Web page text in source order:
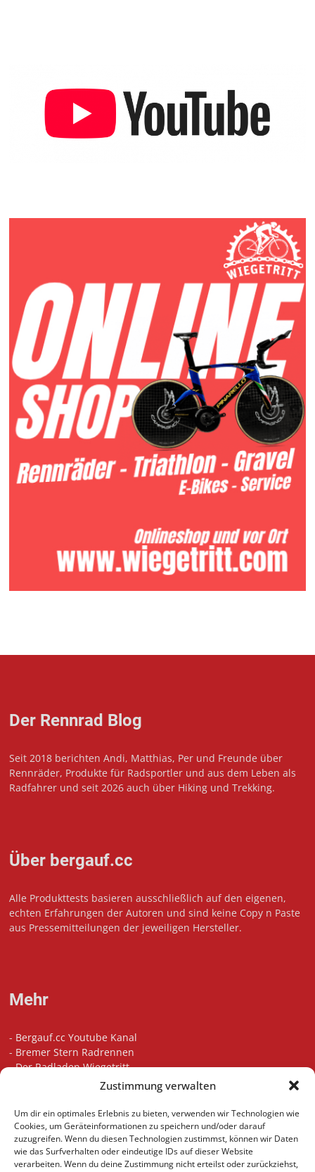
Zustimmung verwalten
Um dir ein optimales Erlebnis zu bieten, verwenden wir Technologien wie
Cookies, um Geräteinformationen zu speichern und/oder darauf
zuzugreifen. Wenn du diesen Technologien zustimmst, können wir Daten
wie das Surfverhalten oder eindeutige IDs auf dieser Website
verarbeiten. Wenn du deine Zustimmung nicht erteilst oder zurückziehst,
Der Rennrad Blog
Seit 2018 berichten Andi, Matthias, Per und Freunde über
Rennräder, Produkte für Radsportler und aus dem Leben als
Radfahrer und seit 2026 auch über Hiking und Trekking.
Über bergauf.cc
Alle Produkttests basieren ausschließlich auf den eigenen,
echten Erfahrungen der Autoren und sind keine Copy n Paste
aus Pressemitteilungen der jeweiligen Hersteller.
Mehr
- Bergauf.cc Youtube Kanal
- Bremer Stern Radrennen
-Der Radladen Wiegetritt
Bikefitting in Bremen
-Unsere Touren auf Komoot
-Indoor Cycling Motivation Playlist